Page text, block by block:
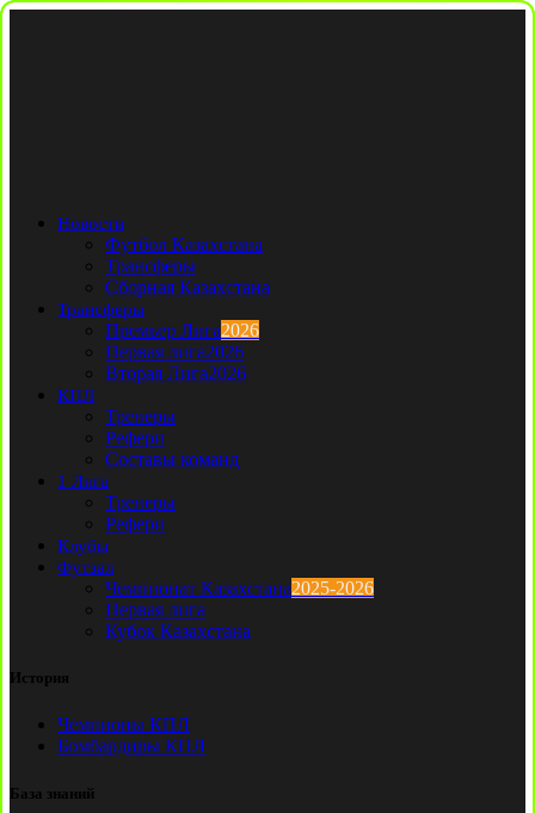
Новости
Футбол Казахстана
Трансферы
Сборная Казахстана
Трансферы
Премьер Лига2026
Первая лига2026
Вторая Лига2026
КПЛ
Тренеры
Рефери
Составы команд
1 Лига
Тренеры
Рефери
Клубы
Футзал
Чемпионат Казахстана2025-2026
Первая лига
Кубок Казахстана
История
Чемпионы КПЛ
Бомбардиры КПЛ
База знаний